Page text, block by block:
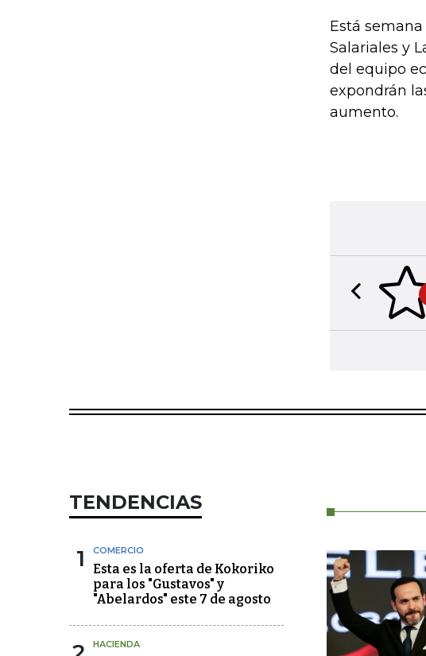
Está
Salariales y
del equipo
expondrán
aumento.
Previous
TENDENCIAS
1 COMERCIO
Esta es la oferta de Kokoriko
para los "Gustavos" y
"Abelardos" este 7 de agosto
HACIENDA